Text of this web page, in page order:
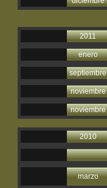
2011
enero
septiembre
noviembre
noviembre
2010
marzo